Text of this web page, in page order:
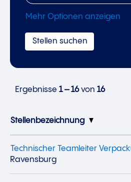
Mehr Optionen anzeigen
Ergebnisse 1 – 16von 16
Stellenbezeichnung
Technischer Teamleiter
Ravensburg